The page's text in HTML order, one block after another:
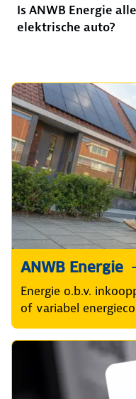
Is ANWB Energie
elektrische auto?
ANWB Energie
Energie o.b.v.
of variabel